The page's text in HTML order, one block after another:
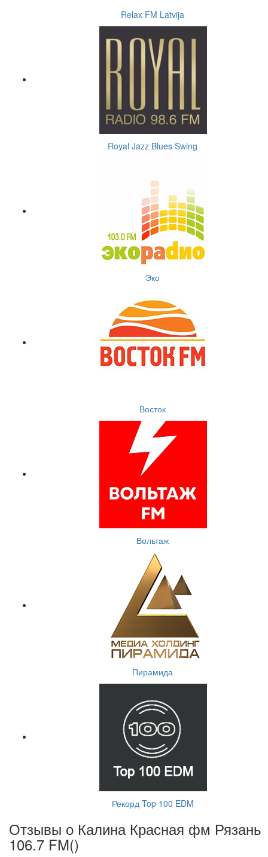
Relax FM Latvija
Royal Jazz Blues Swing
Эко
Восток
Вольтаж
Пирамида
Рекорд Top 100 EDM
Отзывы о Калина Красная фм Рязань
106.7 FM()